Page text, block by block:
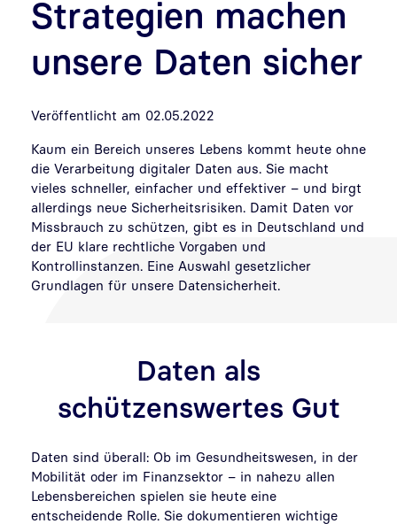
Strategien machen
unsere Daten sicher
Veröffentlicht am 02.05.2022
Kaum ein Bereich unseres Lebens kommt heute ohne
die Verarbeitung digitaler Daten aus. Sie macht
vieles schneller, einfacher und effektiver – und birgt
allerdings neue Sicherheitsrisiken. Damit Daten vor
Missbrauch zu schützen, gibt es in Deutschland und
der EU klare rechtliche Vorgaben und
Kontrollinstanzen. Eine Auswahl gesetzlicher
Grundlagen für unsere Datensicherheit.
Daten als
schützenswertes Gut
Daten sind überall: Ob im Gesundheitswesen, in der
Mobilität oder im Finanzsektor – in nahezu allen
Lebensbereichen spielen sie heute eine
entscheidende Rolle. Sie dokumentieren wichtige